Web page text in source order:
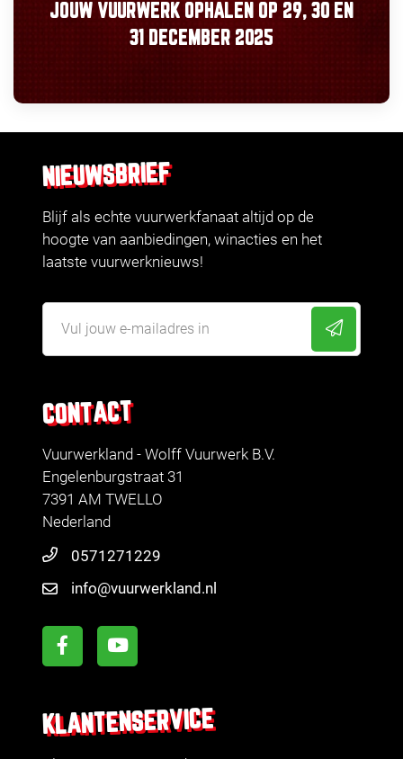
JOUW VUURWERK OPHALEN OP 29, 30 EN
31 DECEMBER 2025
CONTACT
Vuurwerkland - Wolff Vuurwerk B.V.
Engelenburgstraat 31
7391 AM TWELLO
Nederland
0571271229
info@vuurwerkland.nl
KLANTENSERVICE
NIEUWSBRIEF
Blijf als echte vuurwerkfanaat altijd op de
hoogte van aanbiedingen, winacties en het
laatste vuurwerknieuws!